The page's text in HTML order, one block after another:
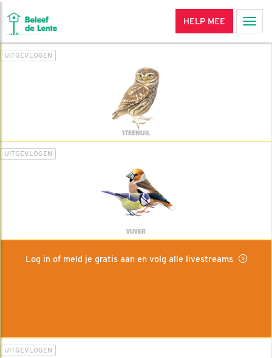
HELP MEE
UITGEVLOGEN
STEENUIL
UITGEVLOGEN
VIJVER
Log in of meld je gratis aan en volg alle livestreams
UITGEVLOGEN